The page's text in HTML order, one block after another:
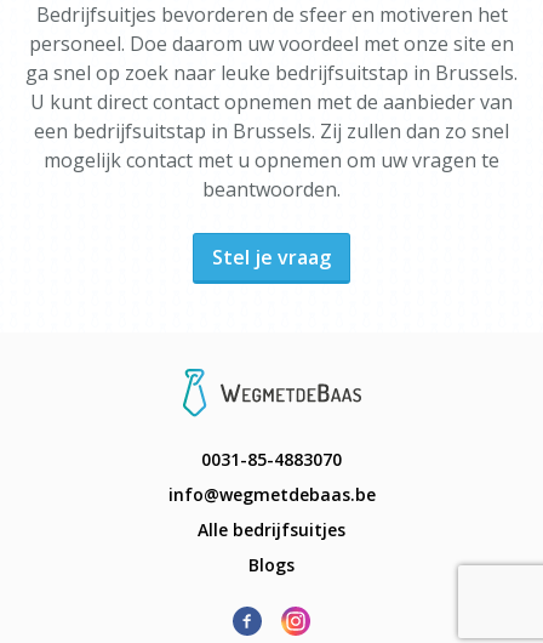
Bedrijfsuitjes bevorderen de sfeer en motiveren het
personeel. Doe daarom uw voordeel met onze site en
ga snel op zoek naar leuke bedrijfsuitstap in Brussels.
U kunt direct contact opnemen met de aanbieder van
een bedrijfsuitstap in Brussels. Zij zullen dan zo snel
mogelijk contact met u opnemen om uw vragen te
beantwoorden.
Stel je vraag
0031-85-4883070
info@wegmetdebaas.be
Alle bedrijfsuitjes
Blogs